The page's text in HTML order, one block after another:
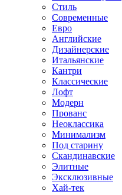
Стиль
Современные
Евро
Английские
Дизайнерские
Итальянские
Кантри
Классические
Лофт
Модерн
Прованс
Неоклассика
Минимализм
Под старину
Скандинавские
Элитные
Эксклюзивные
Хай-тек